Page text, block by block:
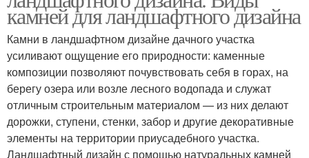
камней для ландшафтного дизайна
Камни в ландшафтном дизайне дачного участка
усиливают ощущение его природности: каменные
композиции позволяют почувствовать себя в горах, на
берегу озера или возле лесного водопада и служат
отличным строительным материалом — из них делают
дорожки, ступени, стенки, забор и другие декоративные
элементы на территории приусадебного участка.
Ландшафтный дизайн с помощью натуральных камней